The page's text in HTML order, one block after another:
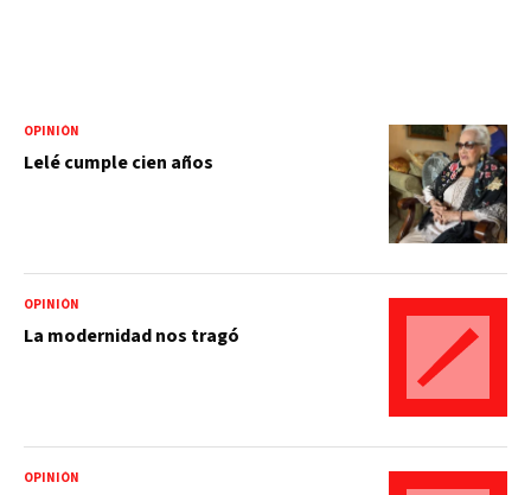
OPINIÓN
Lelé cumple cien años
OPINIÓN
La modernidad nos tragó
OPINIÓN